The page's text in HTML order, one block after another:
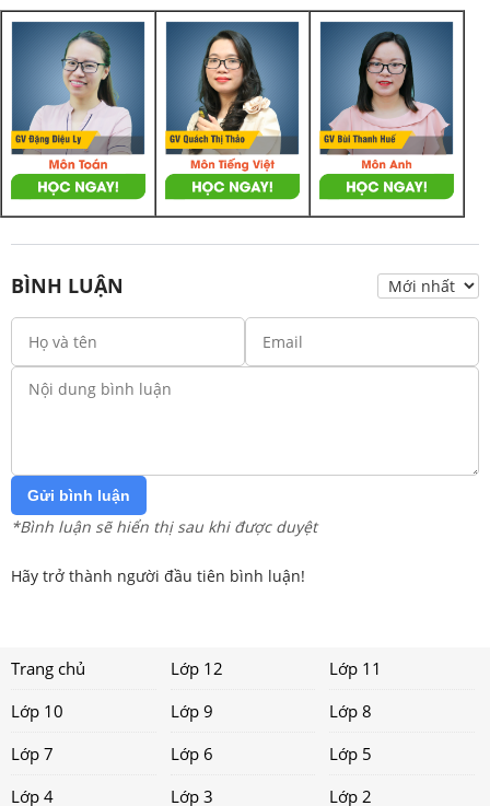
BÌNH LUẬN
Gửi bình luận
*Bình luận sẽ hiển thị sau khi được duyệt
Hãy trở thành người đầu tiên bình luận!
Trang chủ Lớp 12
Lớp 11
Lớp 10
Lớp 9
Lớp 8
Lớp 7
Lớp 6
Lớp 5
Lớp 4
Lớp 3 Lớp 2